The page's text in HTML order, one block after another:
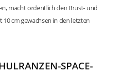
macht ordentlich den Brust- und
cm gewachsen in den letzten